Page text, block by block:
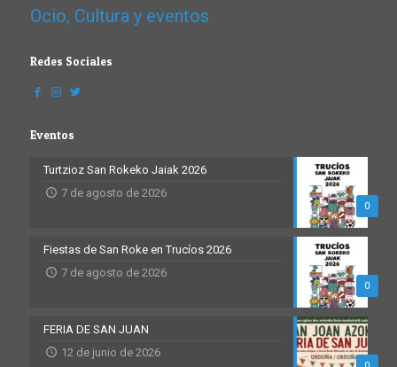
Ocio, Cultura y eventos
Redes Sociales
Eventos
0
Turtzioz San Rokeko Jaiak 2026
7 de agosto de 2026
0
Fiestas de San Roke en Trucíos 2026
7 de agosto de 2026
FERIA DE SAN JUAN
12 de junio de 2026